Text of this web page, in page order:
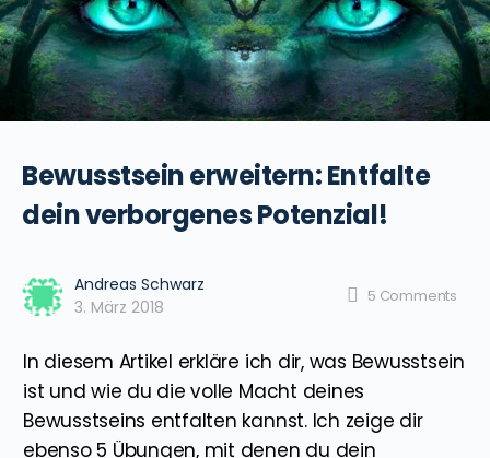
Bewusstsein erweitern: Entfalte
dein verborgenes Potenzial!
Andreas Schwarz
3. März 2018
5 Comments
In diesem Artikel erkläre ich dir, was Bewusstsein
ist und wie du die volle Macht deines
Bewusstseins entfalten kannst. Ich zeige dir
ebenso 5 Übungen, mit denen du dein